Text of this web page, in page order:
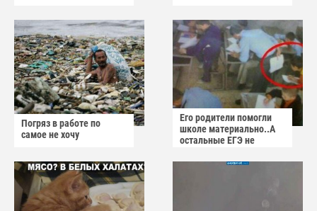
Погряз в работе по
самое не хочу
Его родители помогли
школе материально..А
остальные ЕГЭ не